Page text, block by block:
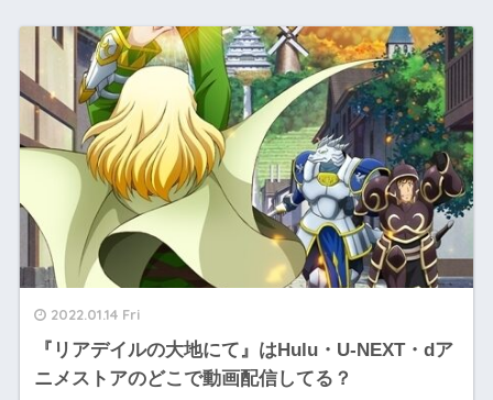
2022.01.14 Fri
『リアデイルの大地にて』はHulu・U-NEXT・dア
ニメストアのどこで動画配信してる？